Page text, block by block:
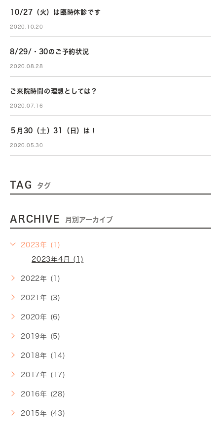
10/27（火）は臨時休診です
2020.10.20
8/29/・30のご予約状況
2020.08.28
ご来院時間の理想としては？
2020.07.16
５月30（土）31（日）は！
2020.05.30
TAG タグ
ARCHIVE 月別アーカイブ
2023年 (1)
2023年4月 (1)
2022年 (1)
2021年 (3)
2020年 (6)
2019年 (5)
2018年 (14)
2017年 (17)
2016年 (28)
2015年 (43)